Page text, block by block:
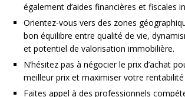
également d’aides financières et fiscales
Orientez-vous vers des zones
bon équilibre entre qualité de vie,
et potentiel de valorisation immobilière.
N’hésitez pas à négocier le prix d’achat
meilleur prix et maximiser votre
Faites appel à des professionnels